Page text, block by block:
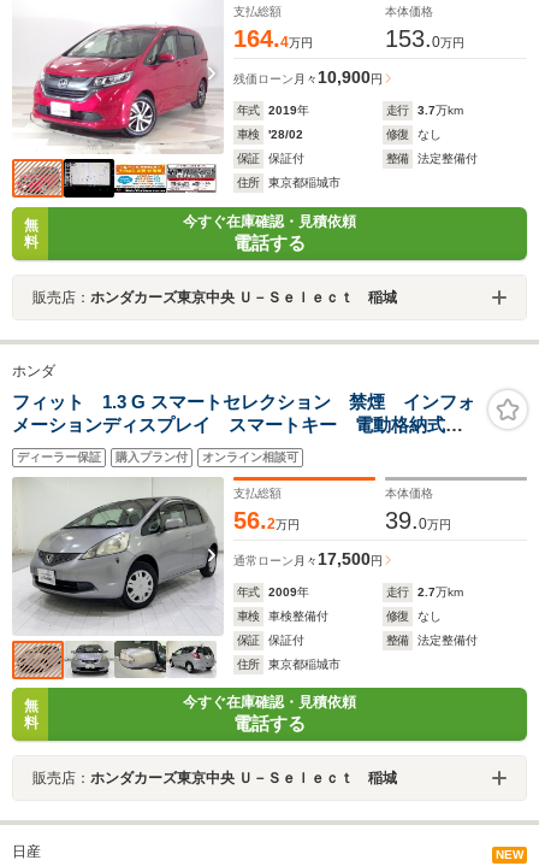
支払総額
164.4万円
本体価格
153.0万円
残価ローン 月々 10,900円
年式 2019年 走行 3.7万km
車検
'28/02 修復
なし
保証
保証付 整備
法定整備付
住所
東京都稲城市
無
料
今すぐ在庫確認・見積依頼
電話する
販売店： ホンダカーズ東京中央 Ｕ－Ｓｅｌｅｃｔ 稲城
ホンダ
フィット 1.3 G スマートセレクション 禁煙 インフォ
メーションディスプレイ スマートキー 電動格納式リ
モコン式ドアミラー ドアミラーウインカー セキュリ
ティアラーム プライバシーガラス コンフォートビュ
ディーラー保証 購入プラン付 オンライン相談可
支払総額
56.2万円
本体価格
39.0万円
通常ローン 月々 17,500円
年式 2009年 走行 2.7万km
車検
車検整備付 修復
なし
保証
保証付 整備
法定整備付
住所
東京都稲城市
無
料
今すぐ在庫確認・見積依頼
電話する
販売店： ホンダカーズ東京中央 Ｕ－Ｓｅｌｅｃｔ 稲城
日産 NEW